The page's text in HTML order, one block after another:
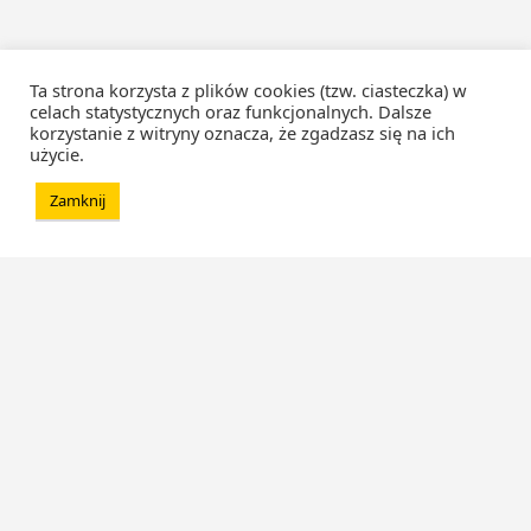
Ta strona korzysta z plików cookies (tzw. ciasteczka) w
celach statystycznych oraz funkcjonalnych. Dalsze
korzystanie z witryny oznacza, że zgadzasz się na ich
użycie.
Zamknij